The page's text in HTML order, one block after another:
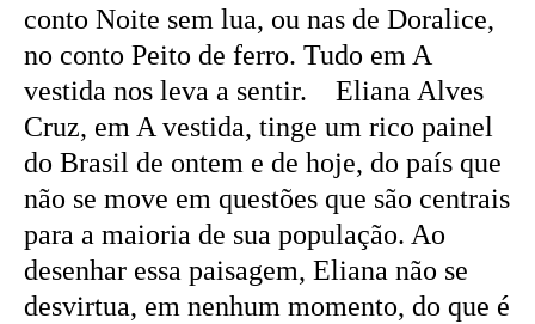
conto Noite sem lua, ou nas de Doralice,
no conto Peito de ferro. Tudo em A
vestida nos leva a sentir. Eliana Alves
Cruz, em A vestida, tinge um rico painel
do Brasil de ontem e de hoje, do país que
não se move em questões que são centrais
para a maioria de sua população. Ao
desenhar essa paisagem, Eliana não se
desvirtua, em nenhum momento, do que é